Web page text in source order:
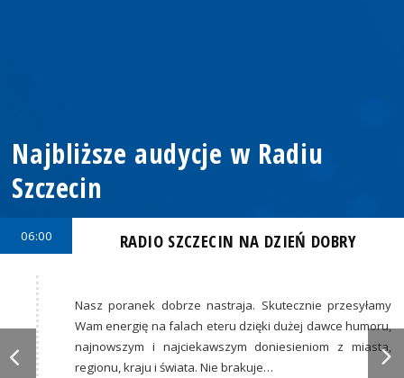
Najbliższe audycje w Radiu
Szczecin
06:00 RADIO SZCZECIN NA DZIEŃ DOBRY
Nasz poranek dobrze nastraja. Skutecznie przesyłamy
Wam energię na falach eteru dzięki dużej dawce humoru,
najnowszym i najciekawszym doniesieniom z miasta,
regionu, kraju i świata. Nie brakuje…